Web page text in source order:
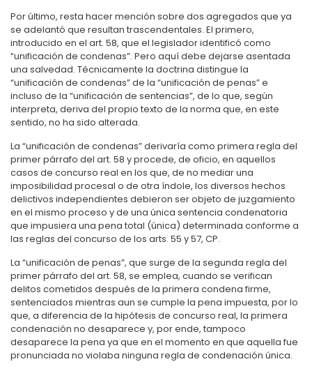
Por último, resta hacer mención sobre dos agregados que ya
se adelantó que resultan trascendentales. El primero,
introducido en el art. 58, que el legislador identificó como
“unificación de condenas”. Pero aquí debe dejarse asentada
una salvedad. Técnicamente la doctrina distingue la
“unificación de condenas” de la “unificación de penas” e
incluso de la “unificación de sentencias”, de lo que, según
interpreta, deriva del propio texto de la norma que, en este
sentido, no ha sido alterada.
La “unificación de condenas” derivaría como primera regla del
primer párrafo del art. 58 y procede, de oficio, en aquellos
casos de concurso real en los que, de no mediar una
imposibilidad procesal o de otra índole, los diversos hechos
delictivos independientes debieron ser objeto de juzgamiento
en el mismo proceso y de una única sentencia condenatoria
que impusiera una pena total (única) determinada conforme a
las reglas del concurso de los arts. 55 y 57, CP.
La “unificación de penas”, que surge de la segunda regla del
primer párrafo del art. 58, se emplea, cuando se verifican
delitos cometidos después de la primera condena firme,
sentenciados mientras aun se cumple la pena impuesta, por lo
que, a diferencia de la hipótesis de concurso real, la primera
condenación no desaparece y, por ende, tampoco
desaparece la pena ya que en el momento en que aquella fue
pronunciada no violaba ninguna regla de condenación única.